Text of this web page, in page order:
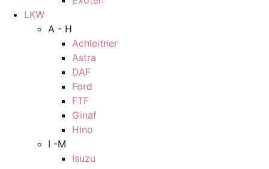
LKW
A - H
Achleitner
Astra
DAF
Ford
FTF
Ginaf
Hino
I -M
Isuzu